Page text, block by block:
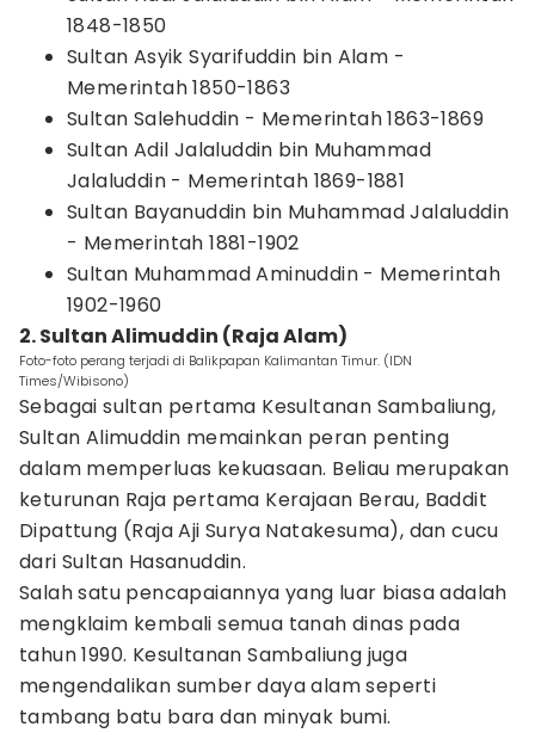
1848-1850
Sultan Asyik Syarifuddin bin Alam -
Memerintah 1850-1863
Sultan Salehuddin - Memerintah 1863-1869
Sultan Adil Jalaluddin bin Muhammad
Jalaluddin - Memerintah 1869-1881
Sultan Bayanuddin bin Muhammad Jalaluddin
- Memerintah 1881-1902
Sultan Muhammad Aminuddin - Memerintah
1902-1960
2. Sultan Alimuddin (Raja Alam)
Foto-foto perang terjadi di Balikpapan Kalimantan Timur. (IDN
Times/Wibisono)
Sebagai sultan pertama Kesultanan Sambaliung,
Sultan Alimuddin memainkan peran penting
dalam memperluas kekuasaan. Beliau merupakan
keturunan Raja pertama Kerajaan Berau, Baddit
Dipattung (Raja Aji Surya Natakesuma), dan cucu
dari Sultan Hasanuddin.
Salah satu pencapaiannya yang luar biasa adalah
mengklaim kembali semua tanah dinas pada
tahun 1990. Kesultanan Sambaliung juga
mengendalikan sumber daya alam seperti
tambang batu bara dan minyak bumi.